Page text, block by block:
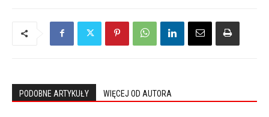
PODOBNE ARTYKUŁY WIĘCEJ OD AUTORA